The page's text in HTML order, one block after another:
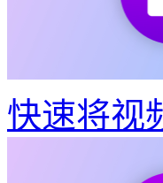
快速将视